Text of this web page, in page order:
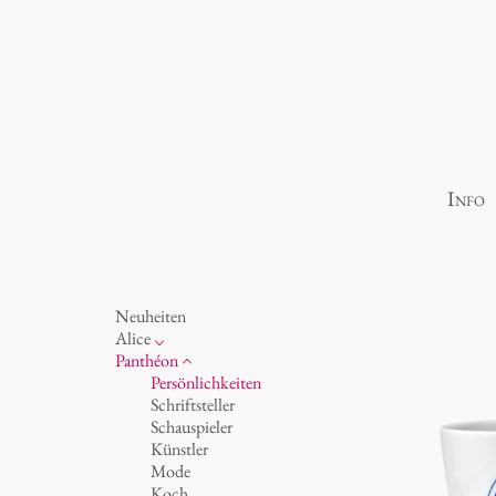
Info
Neuheiten
Alice
Porzellan
Ozean
Tassen 'Glam' weiß
Tassen - weiß
Tassen 'Glam'
Tassen 'de Luxe'
Panthéon
Persönlichkeiten
Schriftsteller
Schauspieler
Künstler
Mode